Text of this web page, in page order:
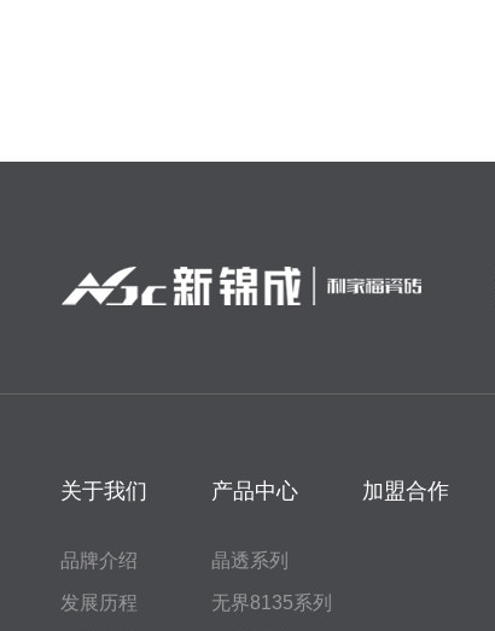
关于我们
品牌介绍
发展历程
产品中心
晶透系列
无界8135系列
加盟合作